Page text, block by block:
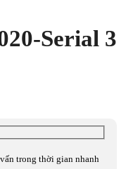
Serial 3
trong thời gian nhanh